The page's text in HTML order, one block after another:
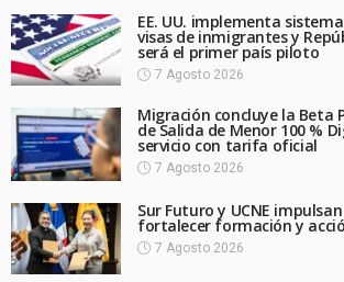
EE. UU. implementa
visas de inmigrantes y
será el primer país piloto
7 Agosto 2026
Migración concluye la Beta
de Salida de Menor 100 %
servicio con tarifa oficial
7 Agosto 2026
Sur Futuro y UCNE
fortalecer formación y
7 Agosto 2026